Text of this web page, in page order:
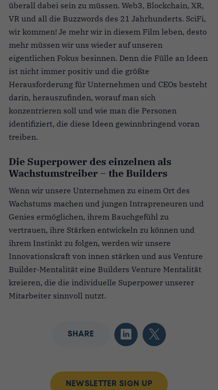
überall dabei sein zu müssen. Web3, Blockchain, XR,
VR und all die Buzzwords des 21 Jahrhunderts. SciFi,
wir kommen! Je mehr wir in diesem Film leben, desto
mehr müssen wir uns wieder auf unseren
eigentlichen Fokus besinnen. Denn die Fülle an Ideen
ist nicht immer positiv und die größte
Herausforderung für Unternehmen und CEOs besteht
darin, herauszufinden, worauf man sich
konzentrieren soll und wie man die Personen
identifiziert, die diese Ideen gewinnbringend voran
treiben.
Die Superpower des einzelnen als
Wachstumstreiber – the Builders
Wenn wir unsere Unternehmen zu einem Ort des
Wachstums machen und jungen Intrapreneuren und
Genies ermöglichen, ihrem Bauchgefühl zu
vertrauen, ihre Stärken entwickeln zu können und
ihrem Instinkt zu folgen, werden wir unsere
Innovationskraft von innen stärken und aus Venture
Builder-Mentalität eine Builders Venture Mentalität
kreieren, die die individuelle Superpower unserer
Mitarbeiter sinnvoll nutzt.
SHARE
NEWSLETTER SIGN UP